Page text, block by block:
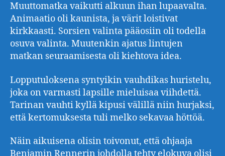
Muuttomatka vaikutti alkuun ihan lupaavalta.
Animaatio oli kaunista, ja värit loistivat
kirkkaasti. Sorsien valinta pääosiin oli todella
osuva valinta. Muutenkin ajatus lintujen
matkan seuraamisesta oli kiehtova idea.
Lopputuloksena syntyikin vauhdikas huristelu,
joka on varmasti lapsille mieluisaa viihdettä.
Tarinan vauhti kyllä kipusi välillä niin hurjaksi,
että kertomuksesta tuli melko sekavaa höttöä.
Näin aikuisena olisin toivonut, että ohjaaja